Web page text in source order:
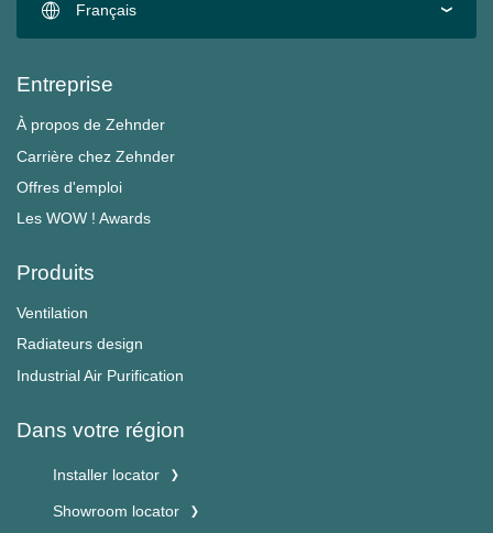
Français
Entreprise
À propos de Zehnder
Carrière chez Zehnder
Offres d'emploi
Les WOW ! Awards
Produits
Ventilation
Radiateurs design
Industrial Air Purification
Dans votre région
Installer locator
Showroom locator